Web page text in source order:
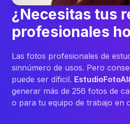
¿Necesitas tus
profesionales
Las fotos profesionales de
sinnúmero de usos. Pero
puede ser díficil.
generar más de 256 fotos de
o para tu equipo de trabajo en